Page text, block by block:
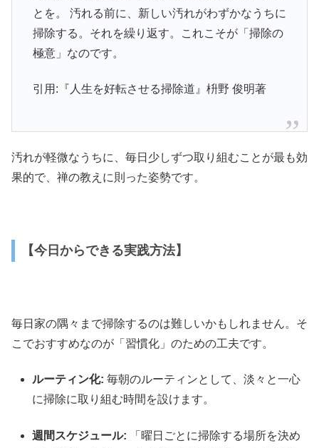
とを。 汚れる前に、新しい汚れがわずかなうちに
掃除する。それを繰り返す。これこそが「掃除の
極意」なのです。
引用:『人生を好転させる掃除道』枡野 俊明著
汚れが軽微なうちに、毎日少しずつ取り組むことが最も効
果的で、禅の教えに則った姿勢です。
【今日からできる実践方法】
毎日家の隅々まで掃除するのは難しいかもしれません。そ
こでおすすめなのが「習慣化」のための工夫です。
ルーティン化: 毎朝のルーティンとして、淡々と一心
に掃除に取り組む時間を設けます。
週間スケジュール: 「曜日ごとに掃除する場所を決め